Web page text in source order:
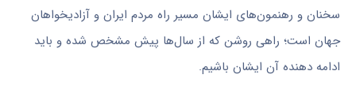
سخنان و رهنمون‌های ایشان مسیر راه مردم ایران و آزادیخواهان
جهان است؛ راهی روشن که از سال‌ها پیش مشخص شده و باید
ادامه دهنده آن ایشان باشیم.